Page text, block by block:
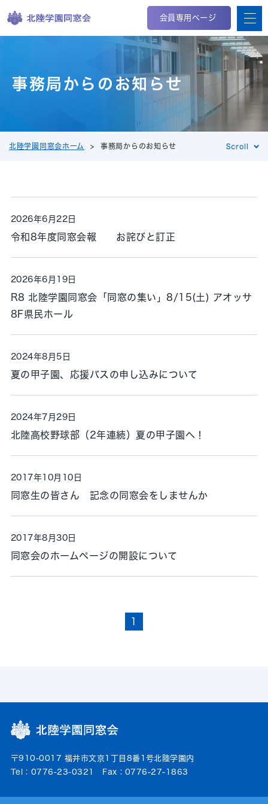
会員専用ページ
事務局からのお知らせ
北陸学園同窓会ホーム 事務局からのお知らせ
2026年6月22日
令和8年度同窓会報 お詫びと訂正
2026年6月19日
R8 北陸学園同窓会「同窓の集い」8/15(土) アオッサ
8F県民ホール
2024年8月5日
夏の甲子園、応援バスの申し込みについて
2024年7月29日
北陸高校野球部（2年連続）夏の甲子園へ！
2017年10月10日
同窓生の皆さん 記念の同窓会をしませんか
2017年8月30日
同窓会のホームページの開設について
1
〒910-0017 福井市文京1丁目8番1号北陸学園内
Tel：0776-23-0321 Fax：0776-27-1863